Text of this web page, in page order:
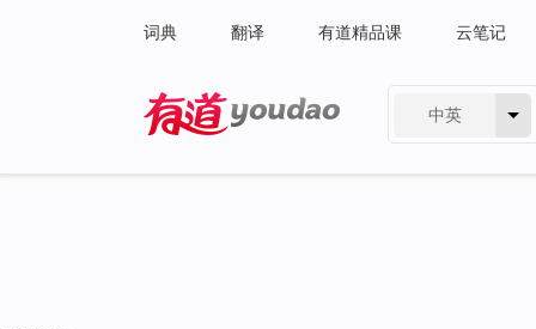
词典 翻译 有道精品课 云笔记
中英